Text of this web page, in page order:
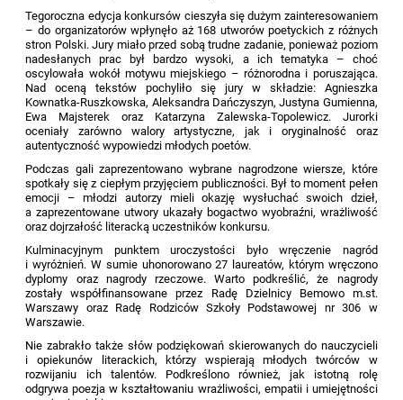
Tegoroczna edycja konkursów cieszyła się dużym zainteresowaniem
– do organizatorów wpłynęło aż 168 utworów poetyckich z różnych
stron Polski. Jury miało przed sobą trudne zadanie, ponieważ poziom
nadesłanych prac był bardzo wysoki, a ich tematyka – choć
oscylowała wokół motywu miejskiego – różnorodna i poruszająca.
Nad oceną tekstów pochyliło się jury w składzie: Agnieszka
Kownatka-Ruszkowska, Aleksandra Dańczyszyn, Justyna Gumienna,
Ewa Majsterek oraz Katarzyna Zalewska-Topolewicz. Jurorki
oceniały zarówno walory artystyczne, jak i oryginalność oraz
autentyczność wypowiedzi młodych poetów.
Podczas gali zaprezentowano wybrane nagrodzone wiersze, które
spotkały się z ciepłym przyjęciem publiczności. Był to moment pełen
emocji – młodzi autorzy mieli okazję wysłuchać swoich dzieł,
a zaprezentowane utwory ukazały bogactwo wyobraźni, wrażliwość
oraz dojrzałość literacką uczestników konkursu.
Kulminacyjnym punktem uroczystości było wręczenie nagród
i wyróżnień. W sumie uhonorowano 27 laureatów, którym wręczono
dyplomy oraz nagrody rzeczowe. Warto podkreślić, że nagrody
zostały współfinansowane przez Radę Dzielnicy Bemowo m.st.
Warszawy oraz Radę Rodziców Szkoły Podstawowej nr 306 w
Warszawie.
Nie zabrakło także słów podziękowań skierowanych do nauczycieli
i opiekunów literackich, którzy wspierają młodych twórców w
rozwijaniu ich talentów. Podkreślono również, jak istotną rolę
odgrywa poezja w kształtowaniu wrażliwości, empatii i umiejętności